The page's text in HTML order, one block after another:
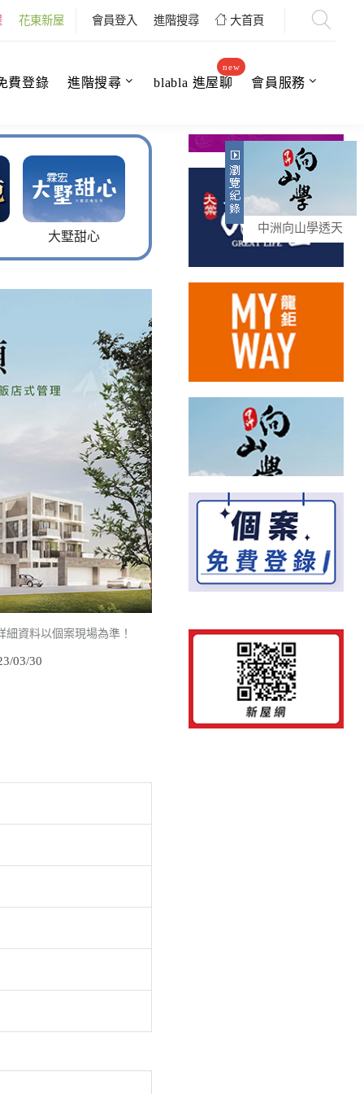
中洲向山學透天
花東新屋 會員登入 進階搜尋 大首頁
費登錄 進階搜尋 blabla 進屋聊
new
會員服務
龍鉅 MY WAY 臻玉軒
資料以個案現場為準！
03/30